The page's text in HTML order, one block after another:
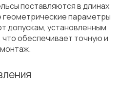
поставляются в длинах
геометрические параметры
допускам, установленным
что обеспечивает точную и